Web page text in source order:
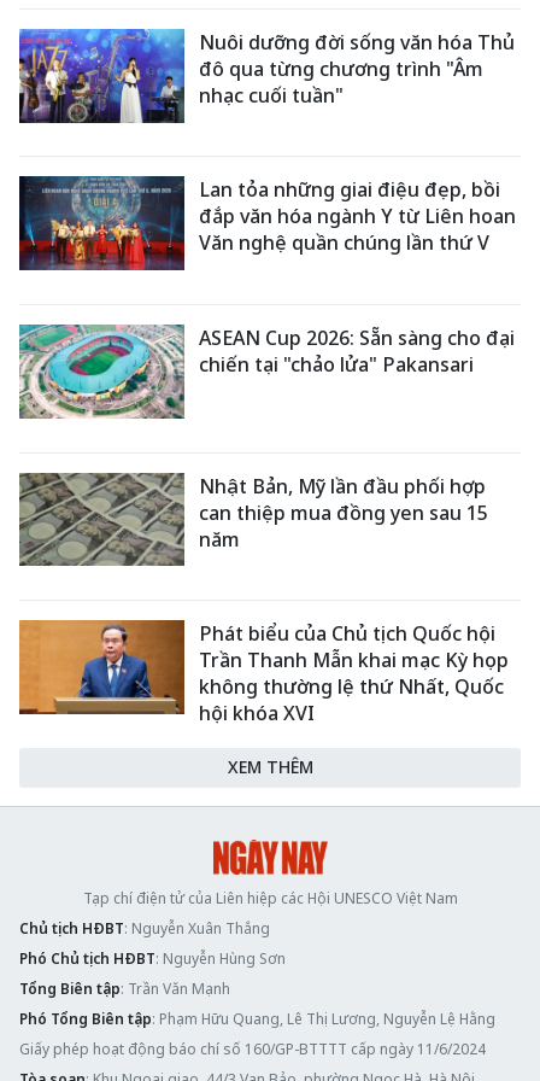
Nuôi dưỡng đời sống văn hóa Thủ
đô qua từng chương trình "Âm
nhạc cuối tuần"
Lan tỏa những giai điệu đẹp, bồi
đắp văn hóa ngành Y từ Liên hoan
Văn nghệ quần chúng lần thứ V
ASEAN Cup 2026: Sẵn sàng cho đại
chiến tại "chảo lửa" Pakansari
Nhật Bản, Mỹ lần đầu phối hợp
can thiệp mua đồng yen sau 15
năm
Phát biểu của Chủ tịch Quốc hội
Trần Thanh Mẫn khai mạc Kỳ họp
không thường lệ thứ Nhất, Quốc
hội khóa XVI
XEM THÊM
Tạp chí điện tử của Liên hiệp các Hội UNESCO Việt Nam
Chủ tịch HĐBT: Nguyễn Xuân Thắng
Phó Chủ tịch HĐBT: Nguyễn Hùng Sơn
Tổng Biên tập: Trần Văn Mạnh
Phó Tổng Biên tập: Phạm Hữu Quang, Lê Thị Lương, Nguyễn Lệ Hằng
Giấy phép hoạt động báo chí số 160/GP-BTTTT cấp ngày 11/6/2024